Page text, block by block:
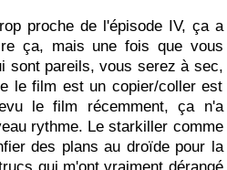
proche de l'épisode IV, ça a
ça, mais une fois que vous
sont pareils, vous serez à sec,
le film est un copier/coller est
le film récemment, ça n'a
rythme. Le starkiller comme
des plans au droïde pour la